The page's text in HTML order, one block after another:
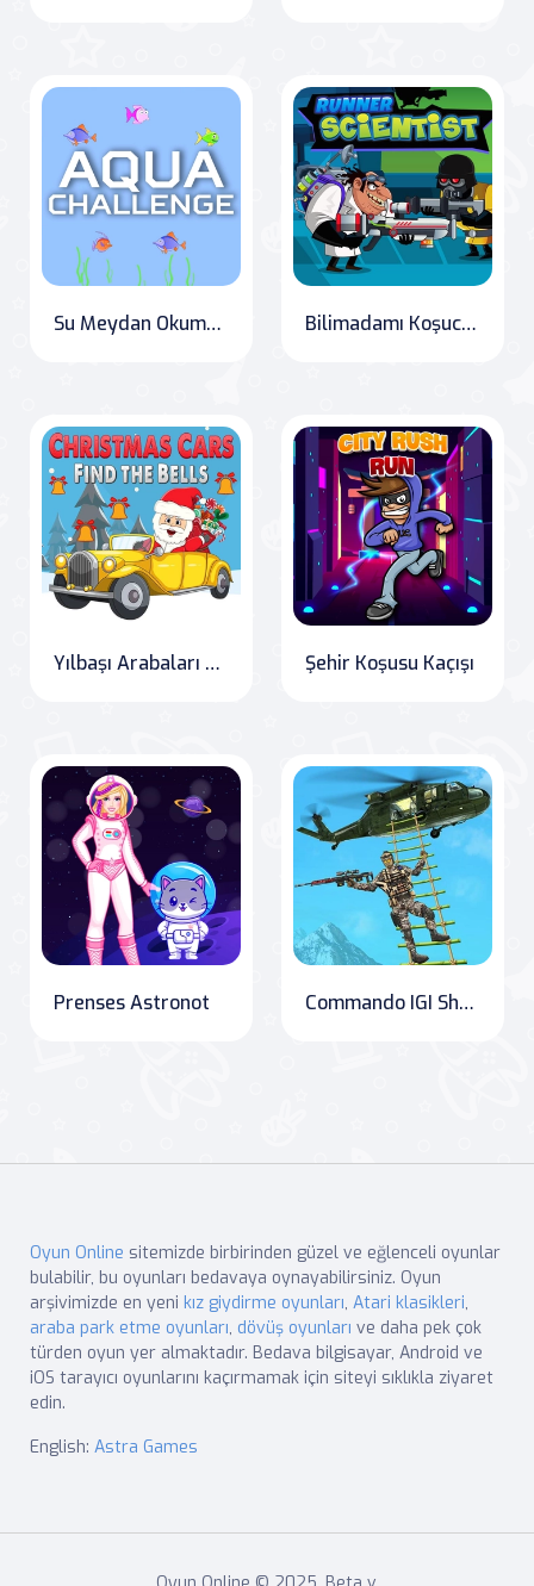
Su Meydan Okuması Bilimadamı Koşucusu
Yılbaşı Arabaları Zili Bul Şehir Koşusu Kaçışı
Prenses Astronot Commando IGI Shooting Strike
Oyun Online sitemizde birbirinden güzel ve eğlenceli oyunlar
bulabilir, bu oyunları bedavaya oynayabilirsiniz. Oyun
arşivimizde en yeni kız giydirme oyunları, Atari klasikleri,
araba park etme oyunları, dövüş oyunları ve daha pek çok
türden oyun yer almaktadır. Bedava bilgisayar, Android ve
iOS tarayıcı oyunlarını kaçırmamak için siteyi sıklıkla ziyaret
edin.
English: Astra Games